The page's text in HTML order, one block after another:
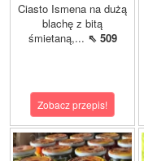
Ciasto Ismena na dużą
blachę z bitą
śmietaną,... ⇖ 509
Zobacz przepis!